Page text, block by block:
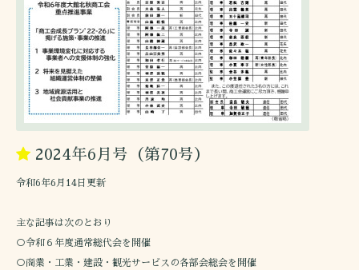
2024年6月号（第70号）
令和6年6月14日更新
主な記事は次のとおり
○令和６年度通常総代会を開催
○商業・工業・建設・観光サービスの各部会総会を開催